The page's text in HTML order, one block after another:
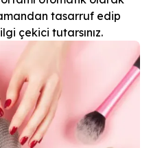
tasarruf edip
çekici tutarsınız.